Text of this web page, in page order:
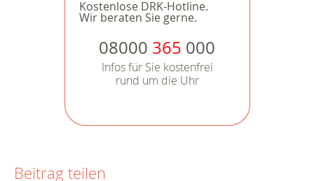
Kostenlose DRK-Hotline.
Wir beraten Sie gerne.
08000 365 000
Infos für Sie kostenfrei
rund um die Uhr
Beitrag teilen